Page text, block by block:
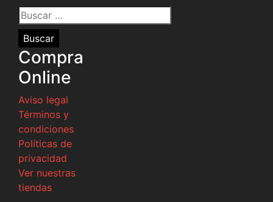
Buscar
por:
Compra
Online
Aviso legal
Términos y
condiciones
Políticas de
privacidad
Ver nuestras
tiendas